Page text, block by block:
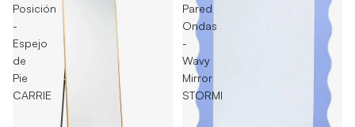
Posición
-
Espejo
de
Pie
CARRIE
Pared
Ondas
-
Wavy
Mirror
STORMI